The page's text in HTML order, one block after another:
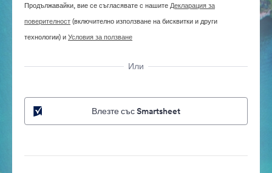
Продължавайки, вие се съгласявате с нашитеДекларация за
поверителност(включително използване на бисквитки и други
технологии) иУсловия за ползване
Или
Влезте със Smartsheet